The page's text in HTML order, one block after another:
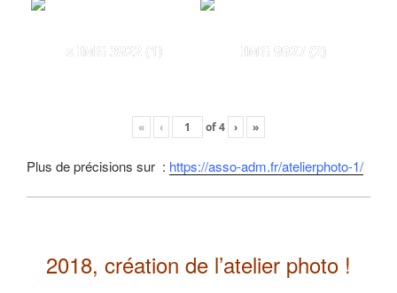
s IMG 3922 (1) IMG 9927 (2)
« ‹ of4 › »
Plus de précisions sur : https://asso-adm.fr/atelierphoto-1/
2018, création de l’atelier photo !